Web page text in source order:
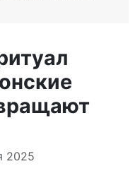
2025